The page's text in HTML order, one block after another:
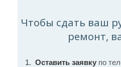
Чтобы сдать ваш
ремонт,
Оставить заявку по